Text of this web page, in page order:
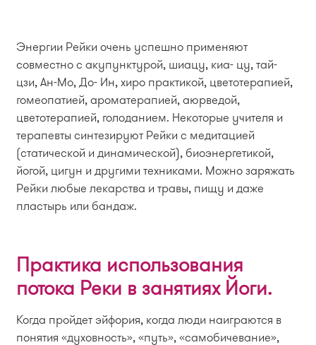
Энергии Рейки очень успешно применяют
совместно с акупунктурой, шиацу, киа- цу, тай-
цзи, Ан-Мо, До- Ин, хиро практикой, цветотерапией,
гомеопатией, ароматерапией, аюрведой,
цветотерапией, голоданием. Некоторые учителя и
терапевты синтезируют Рейки с медитацией
(статической и динамической), биоэнергетикой,
йогой, цигун и другими техниками. Можно заряжать
Рейки любые лекарства и травы, пищу и даже
пластырь или бандаж.
Практика использования
потока Реки в занятиях Йоги.
Когда пройдет эйфория, когда люди наиграются в
понятия «духовность», «путь», «самобичевание»,